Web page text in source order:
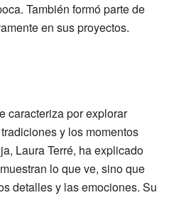
También formó parte de
en sus proyectos.
caracteriza por explorar
y los momentos
Laura Terré, ha explicado
lo que ve, sino que
detalles y las emociones. Su